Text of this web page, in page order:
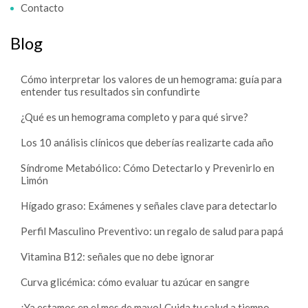
Contacto
Blog
Cómo interpretar los valores de un hemograma: guía para
entender tus resultados sin confundirte
¿Qué es un hemograma completo y para qué sirve?
Los 10 análisis clínicos que deberías realizarte cada año
Síndrome Metabólico: Cómo Detectarlo y Prevenirlo en
Limón
Hígado graso: Exámenes y señales clave para detectarlo
Perfil Masculino Preventivo: un regalo de salud para papá
Vitamina B12: señales que no debe ignorar
Curva glicémica: cómo evaluar tu azúcar en sangre